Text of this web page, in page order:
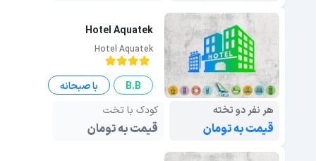
Hotel Aquatek
Hotel Aquatek
B.B
با صبحانه
هر نفر دو تخته
قیمت به تومان
کودک با تخت
قیمت به تومان